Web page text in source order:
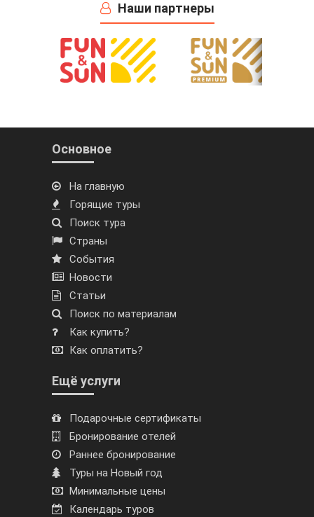
Наши партнеры
Основное
На главную
Горящие туры
Поиск тура
Страны
События
Новости
Статьи
Поиск по материалам
Как купить?
Как оплатить?
Ещё услуги
Подарочные сертификаты
Бронирование отелей
Раннее бронирование
Туры на Новый год
Минимальные цены
Календарь туров